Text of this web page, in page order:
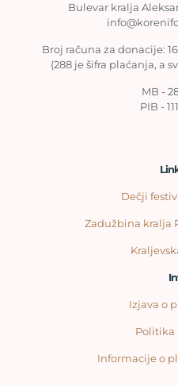
Bulevar kralja
Broj računa za donacije:
(288 je šifra plaćanja, a
MB -
PIB -
Dečji
Zadužbina kralja
Izjava o
Politika
Informacije o